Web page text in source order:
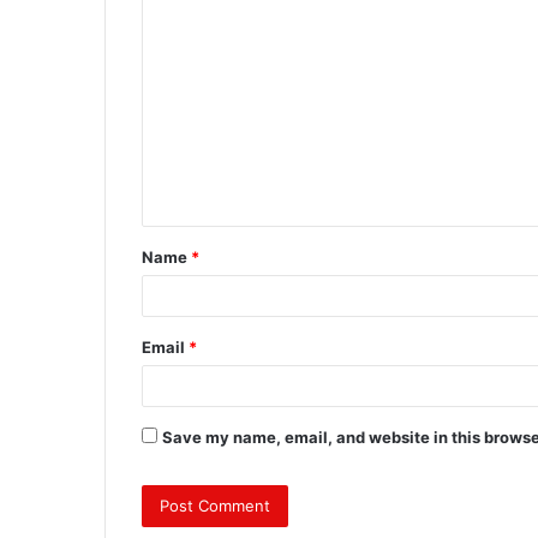
t
*
Name *
Email *
Save my name, email, and website in this